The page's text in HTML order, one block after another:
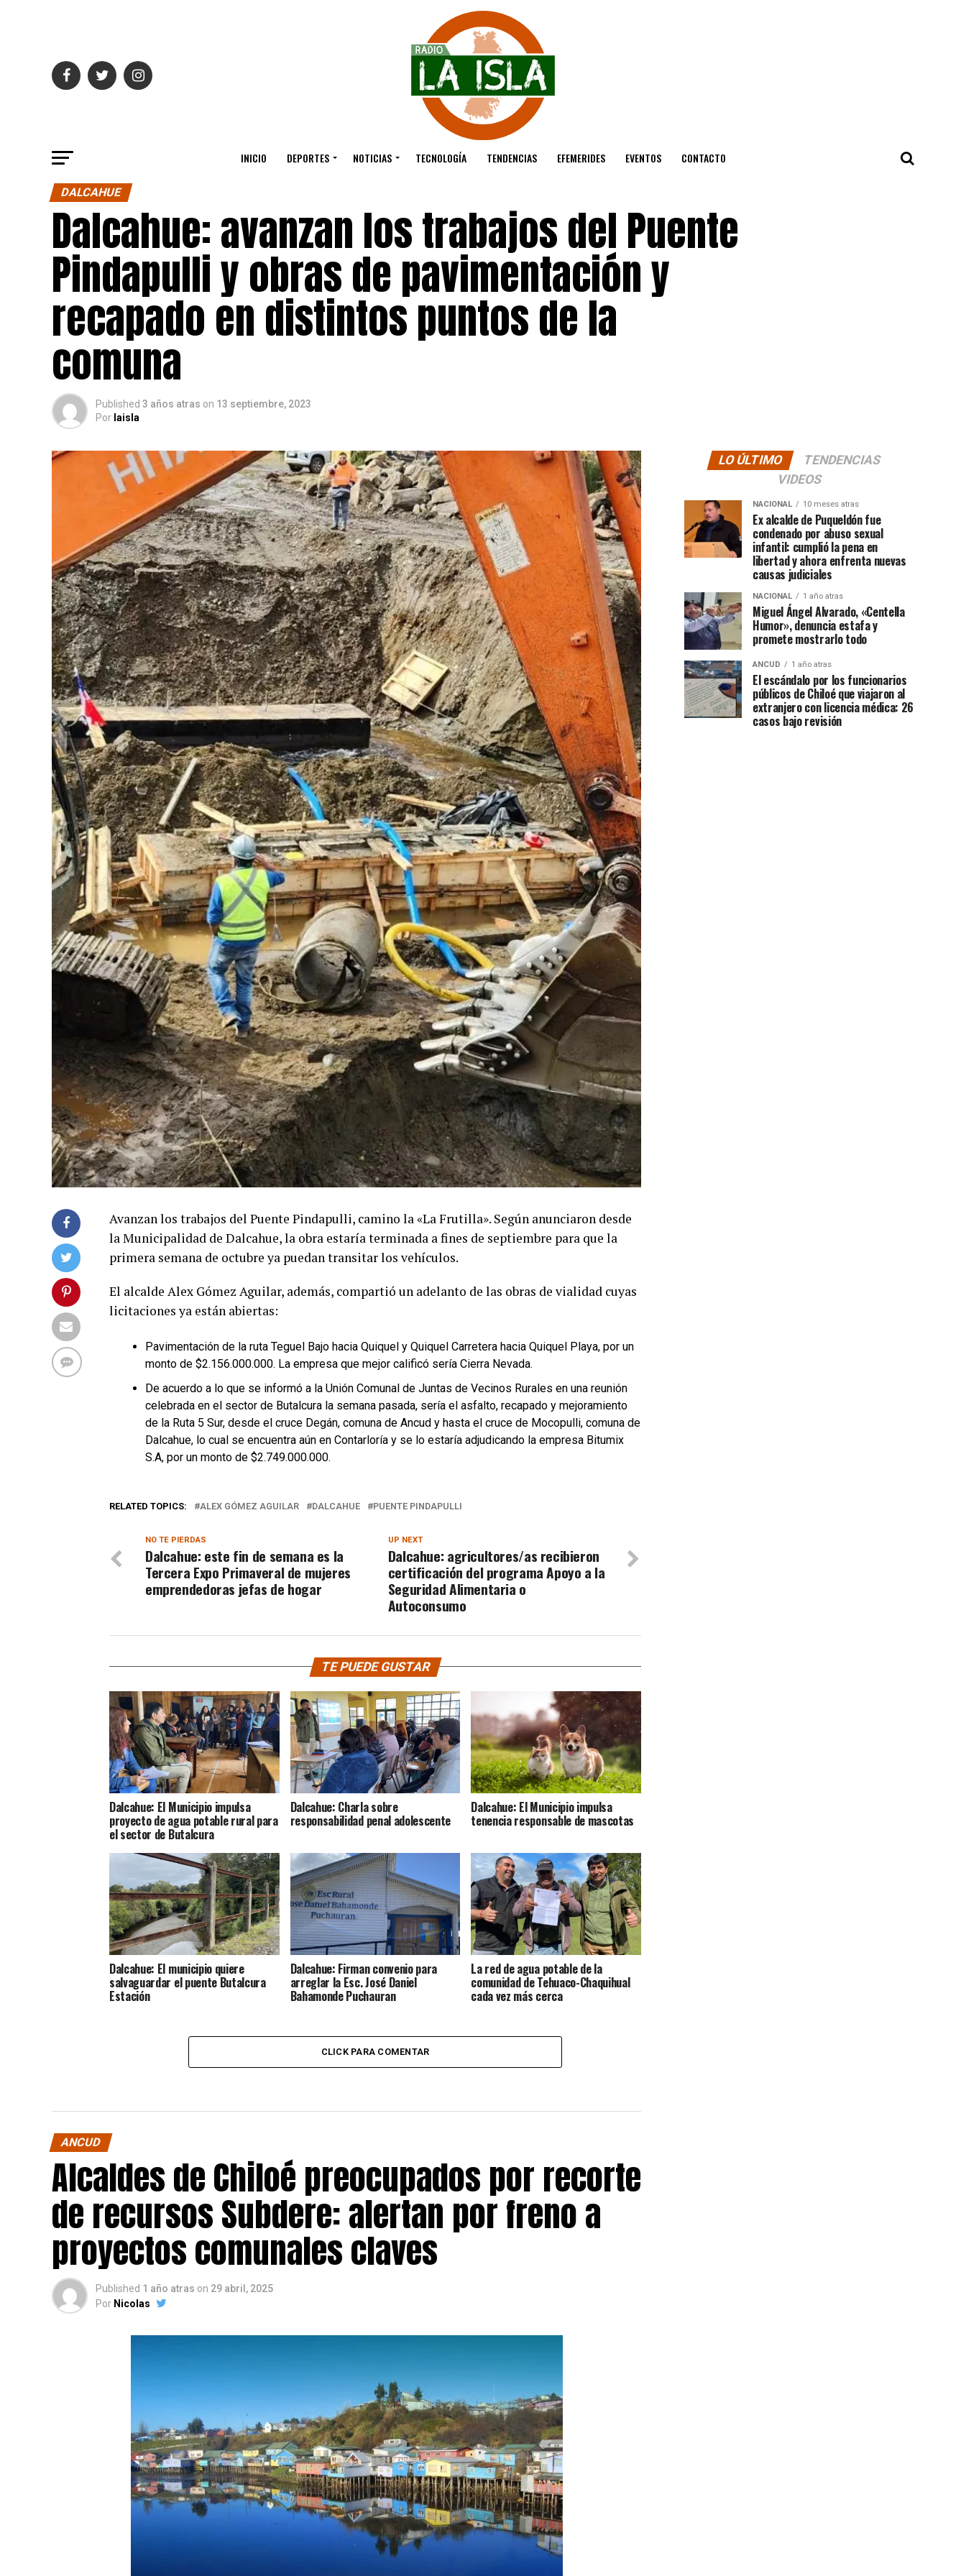
INICIO DEPORTES NOTICIAS TECNOLOGÍA TENDENCIAS EFEMERIDES EVENTOS CONTACTO
DALCAHUE
Dalcahue: avanzan los trabajos del Puente
Pindapulli y obras de pavimentación y
recapado en distintos puntos de la
comuna
Published 3 años atras on 13 septiembre, 2023
Por laisla
Avanzan los trabajos del Puente Pindapulli, camino la «La Frutilla». Según anunciaron desde
la Municipalidad de Dalcahue, la obra estaría terminada a fines de septiembre para que la
primera semana de octubre ya puedan transitar los vehículos.
El alcalde Alex Gómez Aguilar, además, compartió un adelanto de las obras de vialidad cuyas
licitaciones ya están abiertas:
Pavimentación de la ruta Teguel Bajo hacia Quiquel y Quiquel Carretera hacia Quiquel Playa, por un
monto de $2.156.000.000. La empresa que mejor calificó sería Cierra Nevada.
De acuerdo a lo que se informó a la Unión Comunal de Juntas de Vecinos Rurales en una reunión
celebrada en el sector de Butalcura la semana pasada, sería el asfalto, recapado y mejoramiento
de la Ruta 5 Sur, desde el cruce Degán, comuna de Ancud y hasta el cruce de Mocopulli, comuna de
Dalcahue, lo cual se encuentra aún en Contarloría y se lo estaría adjudicando la empresa Bitumix
S.A, por un monto de $2.749.000.000.
RELATED TOPICS: ALEX GÓMEZ AGUILAR DALCAHUE PUENTE PINDAPULLI
UP NEXT
Dalcahue: agricultores/as recibieron
certificación del programa Apoyo a la
Seguridad Alimentaria o
Autoconsumo
NO TE PIERDAS
Dalcahue: este fin de semana es la
Tercera Expo Primaveral de mujeres
emprendedoras jefas de hogar
TE PUEDE GUSTAR
Dalcahue: El Municipio impulsa
proyecto de agua potable rural para
el sector de Butalcura
Dalcahue: Charla sobre
responsabilidad penal adolescente
Dalcahue: El Municipio impulsa
tenencia responsable de mascotas
Dalcahue: El municipio quiere
salvaguardar el puente Butalcura
Estación
Dalcahue: Firman convenio para
arreglar la Esc. José Daniel
Bahamonde Puchauran
La red de agua potable de la
comunidad de Tehuaco-Chaquihual
cada vez más cerca
CLICK PARA COMENTAR
ANCUD
Alcaldes de Chiloé preocupados por recorte
de recursos Subdere: alertan por freno a
proyectos comunales claves
Published 1 año atras on 29 abril, 2025
Por Nicolas
LO ÚLTIMO
TENDENCIAS
VIDEOS
NACIONAL 10 meses atras
Ex alcalde de Puqueldón fue
condenado por abuso sexual
infantil: cumplió la pena en
libertad y ahora enfrenta nuevas
causas judiciales
NACIONAL 1 año atras
Miguel Ángel Alvarado, «Centella
Humor», denuncia estafa y
promete mostrarlo todo
ANCUD 1 año atras
El escándalo por los funcionarios
públicos de Chiloé que viajaron al
extranjero con licencia médica: 26
casos bajo revisión